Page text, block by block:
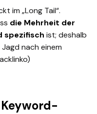
im „Long Tail“.
die Mehrheit der
spezifisch ist; deshalb
nach einem
Keyword-